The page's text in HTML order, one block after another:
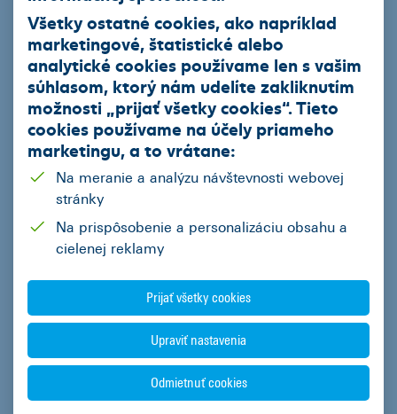
krátkodobé cenové zvýhodnenia na vybrané modely.
Stačí vyplniť údaje a zvoliť si predajcu
PSČ
potrebujeme PSČ?
Všetky ostatné cookies, ako napríklad
marketingové, štatistické alebo
analytické cookies používame len s vašim
súhlasom, ktorý nám udelíte zakliknutím
možnosti „ prijať všetky cookies“. Tieto
cookies používame naúčely priameho
marketingu, a to vrátane:
Na meranie a analýzu návštevnosti webovej
stránky
Na prispôsobenie a personalizáciu obsahu a
cielenej reklamy
Prijať všetky cookies
Upraviť nastavenia
Odmietnuť cookies